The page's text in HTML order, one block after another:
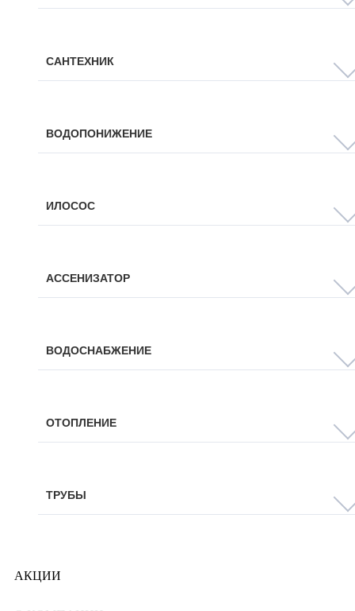
САНТЕХНИК
ВОДОПОНИЖЕНИЕ
ИЛОСОС
АССЕНИЗАТОР
ВОДОСНАБЖЕНИЕ
ОТОПЛЕНИЕ
ТРУБЫ
АКЦИИ